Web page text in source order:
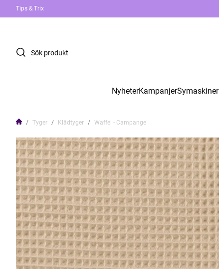
Tips & Trix
NyheterKampanjerSymaskiner
Tyger Klädtyger Waffel - Campange